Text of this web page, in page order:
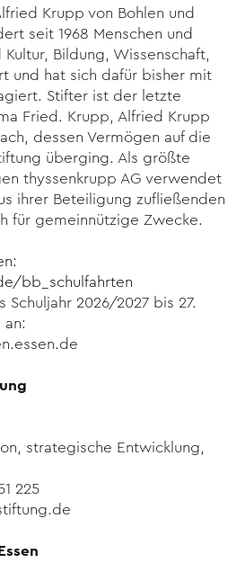
Krupp von Bohlen und
seit 1968 Menschen und
Bildung, Wissenschaft,
und hat sich dafür bisher mit
Stifter ist der letzte
Fried. Krupp, Alfried Krupp
dessen Vermögen auf die
überging. Als größte
thyssenkrupp AG ver­wendet
ihrer Beteiligung zufließenden
für gemeinnützige Zwecke.
bb_schulfahrten
2026/2027 bis 27.
strategische Entwicklung,
225